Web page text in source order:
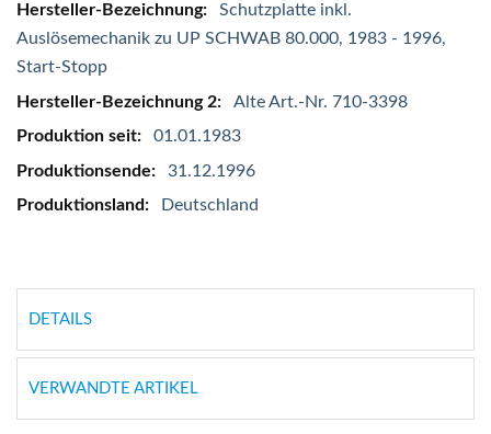
Schutzplatte inkl.
Auslösemechanik zu UP SCHWAB 80.000, 1983 - 1996,
Start-Stopp
Alte Art.-Nr. 710-3398
01.01.1983
31.12.1996
Deutschland
DETAILS
VERWANDTE ARTIKEL